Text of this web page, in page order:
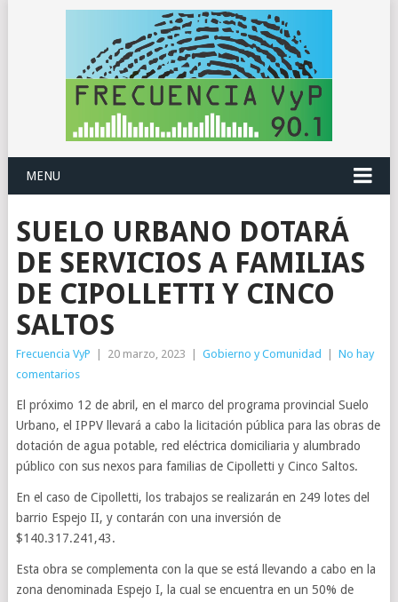
MENU
SUELO URBANO DOTARÁ
DE SERVICIOS A FAMILIAS
DE CIPOLLETTI Y CINCO
SALTOS
Frecuencia VyP 20 marzo, 2023 Gobierno y Comunidad
No hay
comentarios
El próximo 12 de abril, en el marco del programa provincial Suelo
Urbano, el IPPV llevará a cabo la licitación pública para las obras de
dotación de agua potable, red eléctrica domiciliaria y alumbrado
público con sus nexos para familias de Cipolletti y Cinco Saltos.
En el caso de Cipolletti, los trabajos se realizarán en 249 lotes del
barrio Espejo II, y contarán con una inversión de
$140.317.241,43.
Esta obra se complementa con la que se está llevando a cabo en la
zona denominada Espejo I, la cual se encuentra en un 50% de